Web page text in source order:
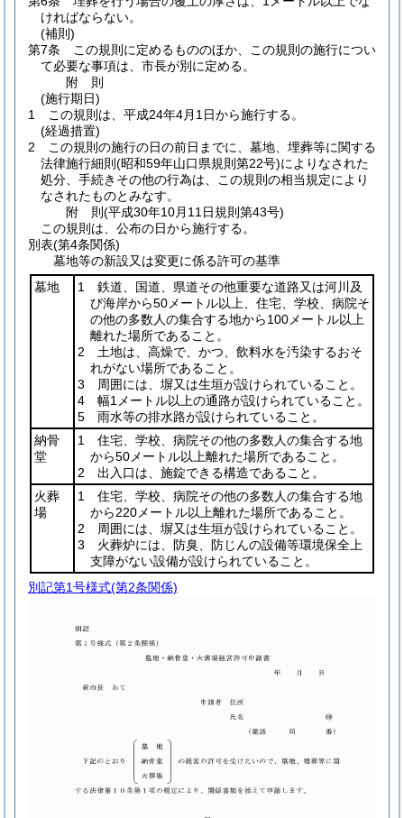
ければならない。
(補則)
第7条
この規則に定めるもののほか、この規則の施行につい
て必要な事項は、市長が別に定める。
附 則
(施行期日)
1
この規則は、平成24年4月1日から施行する。
(経過措置)
2
この規則の施行の日の前日までに、墓地、埋葬等に関する
法律施行細則 (昭和59年山口県規則第22号)によりなされた
処分、手続きその他の行為は、この規則の相当規定により
なされたものとみなす。
附 則(平成30年10月11日規則第43号)
この規則は、公布の日から施行する。
別表(第4条関係)
墓地等の新設又は変更に係る許可の基準
墓地
1 鉄道、国道、県道その他重要な道路又は河川及
び海岸から50メートル以上、住宅、学校、病院そ
の他の多数人の集合する地から100メートル以上
離れた場所であること。
2 土地は、高燥で、かつ、飲料水を汚染するおそ
れがない場所であること。
3 周囲には、塀又は生垣が設けられていること。
4 幅1メートル以上の通路が設けられていること。
5 雨水等の排水路が設けられていること。
納骨
堂
1 住宅、学校、病院その他の多数人の集合する地
から50メートル以上離れた場所であること。
2 出入口は、施錠できる構造であること。
火葬
場
1 住宅、学校、病院その他の多数人の集合する地
から220メートル以上離れた場所であること。
2 周囲には、塀又は生垣が設けられていること。
3 火葬炉には、防臭、防じんの設備等環境保全上
支障がない設備が設けられていること。
別記第1号様式(第2条関係)